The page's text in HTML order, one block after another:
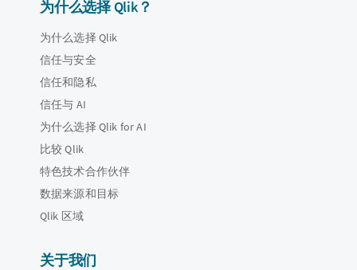
为什么选择 Qlik？
为什么选择 Qlik
信任与安全
信任和隐私
信任与 AI
为什么选择 Qlik for AI
比较 Qlik
特色技术合作伙伴
数据来源和目标
Qlik 区域
关于我们